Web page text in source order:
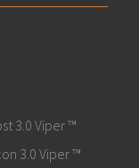
3.0 Viper ™
3.0 Viper ™